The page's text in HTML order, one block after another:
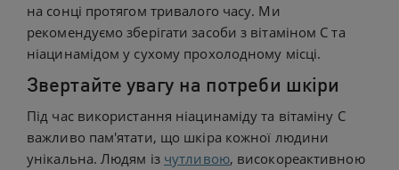
на сонці протягом тривалого часу. Ми
рекомендуємо зберігати засоби з вітаміном С та
ніацинамідом у сухому прохолодному місці.
Звертайте увагу на потреби шкіри
Під час використання ніацинаміду та вітаміну С
важливо пам'ятати, що шкіра кожної людини
унікальна. Людям із чутливою, високореактивною